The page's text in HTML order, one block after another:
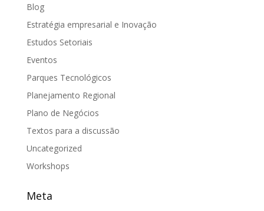
Blog
Estratégia empresarial e Inovação
Estudos Setoriais
Eventos
Parques Tecnológicos
Planejamento Regional
Plano de Negócios
Textos para a discussão
Uncategorized
Workshops
Meta